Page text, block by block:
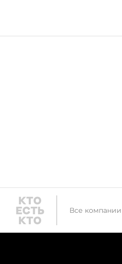
Все компании